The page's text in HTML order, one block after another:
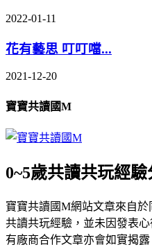
2022-01-11
花有藝思 叮叮噹...
2021-12-20
寶寶共讀國M
0~5歲共讀共玩經驗
寶寶共讀國M網站文章來自
共讀共玩經驗，並未因發表
有廠商合作文章亦會如實揭露